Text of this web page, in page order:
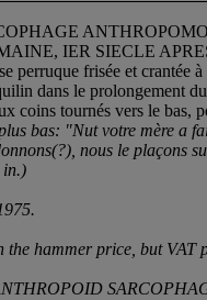
IER SIECLE
perruque frisée et crantée
dans le prolongement
coins tournés vers le
bas: "Nut votre mère a
nous le plaçons
in.)
the hammer price, but VAT